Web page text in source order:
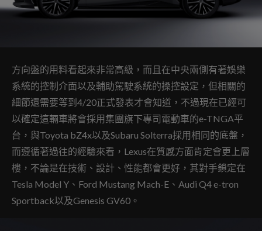
方向盤的用料看起來非常高級，而且在中央兩側有著娛樂
系統的控制介面以及輔助駕駛系統的操控設定，但相關的
細節還需要等到4/20正式發表才會知道，不過現在已經可
以確定這輛車將會採用集團旗下專司電動車的e-TNGA平
台，與Toyota bZ4x以及Subaru Solterra採用相同的底盤，
而遵循著過往的經驗來看，Lexus在質感方面肯定會更上層
樓，不論是在技術、設計、性能都會更好，其對手鎖定在
Tesla Model Y、Ford Mustang Mach-E、Audi Q4 e-tron
Sportback以及Genesis GV60。